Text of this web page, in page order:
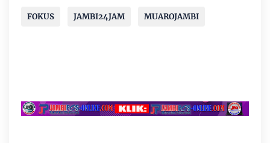
FOKUS JAMBI24JAM MUAROJAMBI